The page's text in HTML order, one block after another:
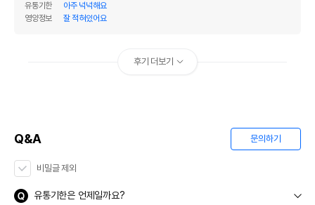
유통기한
아주 넉넉해요
영양정보
잘 적혀있어요
후기 더보기
Q&A 문의하기
비밀글 제외
유통기한은 언제일까요?